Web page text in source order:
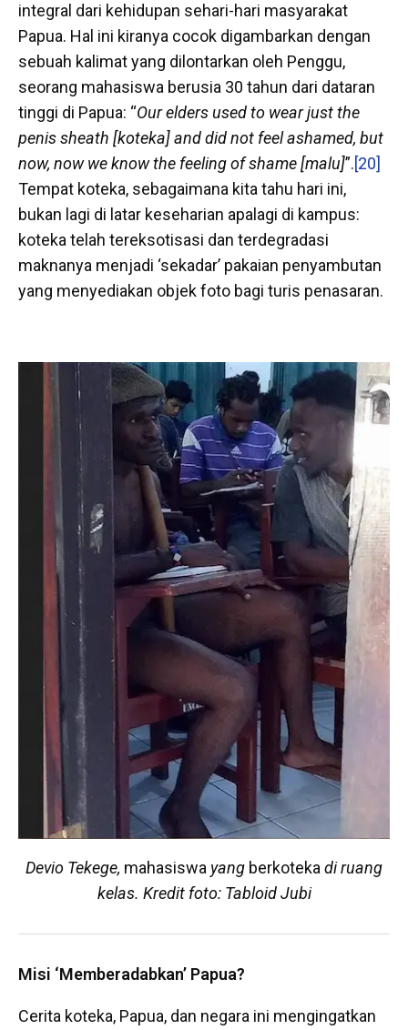
integral dari kehidupan sehari-hari masyarakat
Papua. Hal ini kiranya cocok digambarkan dengan
sebuah kalimat yang dilontarkan oleh Penggu,
seorang mahasiswa berusia 30 tahun dari dataran
tinggi di Papua: “Our elders used to wear just the
penis sheath [koteka] and did not feel ashamed, but
now, now we know the feeling of shame [malu]”.[20]
Tempat koteka, sebagaimana kita tahu hari ini,
bukan lagi di latar keseharian apalagi di kampus:
koteka telah tereksotisasi dan terdegradasi
maknanya menjadi ‘sekadar’ pakaian penyambutan
yang menyediakan objek foto bagi turis penasaran.
Devio Tekege, mahasiswa yang berkoteka di ruang
kelas. Kredit foto: Tabloid Jubi
Misi ‘Memberadabkan’ Papua?
Cerita koteka, Papua, dan negara ini mengingatkan